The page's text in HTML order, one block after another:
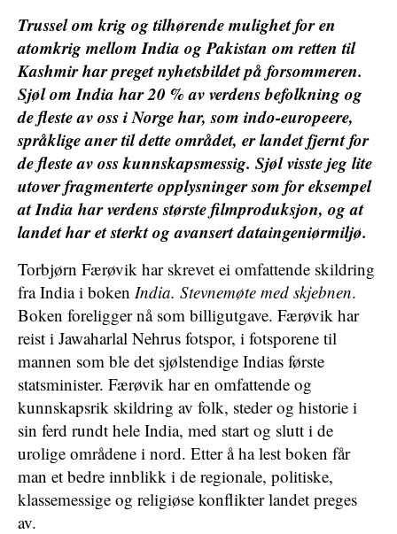
Trussel om krig og tilhørende mulighet for en
atomkrig mellom India og Pakistan om retten til
Kashmir har preget nyhetsbildet på forsommeren.
Sjøl om India har 20 % av verdens befolkning og
de fleste av oss i Norge har, som indo-europeere,
språklige aner til dette området, er landet fjernt for
de fleste av oss kunnskapsmessig. Sjøl visste jeg lite
utover fragmenterte opplysninger som for eksempel
at India har verdens største filmproduksjon, og at
landet har et sterkt og avansert dataingeniørmiljø.
Torbjørn Færøvik har skrevet ei omfattende skildring
fra India i boken India. Stevnemøte med skjebnen.
Boken foreligger nå som billigutgave. Færøvik har
reist i Jawaharlal Nehrus fotspor, i fotsporene til
mannen som ble det sjølstendige Indias første
statsminister. Færøvik har en omfattende og
kunnskapsrik skildring av folk, steder og historie i
sin ferd rundt hele India, med start og slutt i de
urolige områdene i nord. Etter å ha lest boken får
man et bedre innblikk i de regionale, politiske,
klassemessige og religiøse konflikter landet preges
av.